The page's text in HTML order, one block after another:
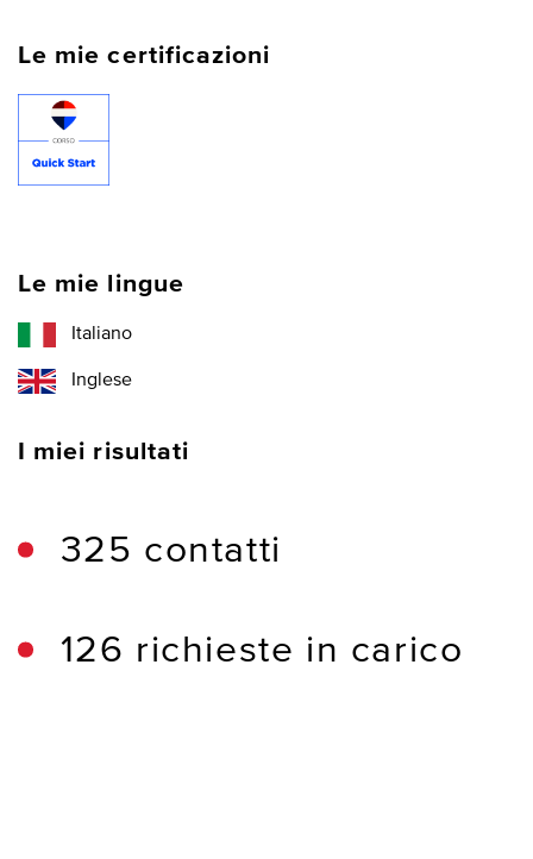
Le mie certificazioni
Le mie lingue
Italiano
Inglese
I miei risultati
325 contatti
126 richieste in carico